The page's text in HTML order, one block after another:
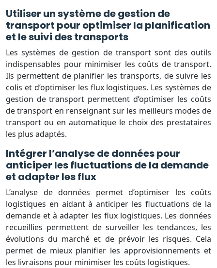
Utiliser un système de gestion de
transport pour optimiser la planification
et le suivi des transports
Les systèmes de gestion de transport sont des outils
indispensables pour minimiser les coûts de transport.
Ils permettent de planifier les transports, de suivre les
colis et d’optimiser les flux logistiques. Les systèmes de
gestion de transport permettent d’optimiser les coûts
de transport en renseignant sur les meilleurs modes de
transport ou en automatique le choix des prestataires
les plus adaptés.
Intégrer l’analyse de données pour
anticiper les fluctuations de la demande
et adapter les flux
L’analyse de données permet d’optimiser les coûts
logistiques en aidant à anticiper les fluctuations de la
demande et à adapter les flux logistiques. Les données
recueillies permettent de surveiller les tendances, les
évolutions du marché et de prévoir les risques. Cela
permet de mieux planifier les approvisionnements et
les livraisons pour minimiser les coûts logistiques.